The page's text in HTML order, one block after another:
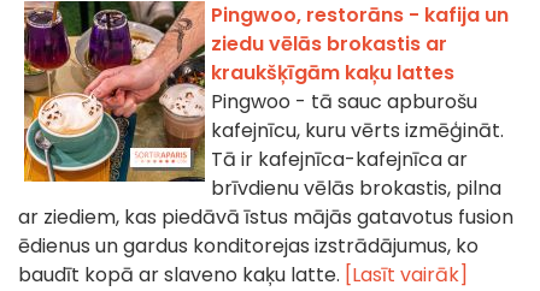
Pingwoo, restorāns - kafija un
ziedu vēlās brokastis ar
kraukšķīgām kaķu lattes
Pingwoo - tā sauc apburošu
kafejnīcu, kuru vērts izmēģināt.
Tā ir kafejnīca-kafejnīca ar
brīvdienu vēlās brokastis, pilna
ar ziediem, kas piedāvā īstus mājās gatavotus fusion
ēdienus un gardus konditorejas izstrādājumus, ko
baudīt kopā ar slaveno kaķu latte. [Lasīt vairāk]